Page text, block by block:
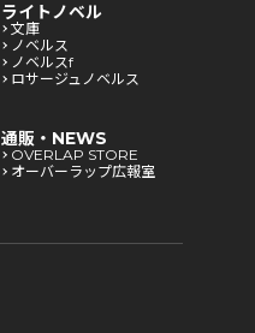
ライトノベル
文庫
ノベルス
ノベルスf
ロサージュノベルス
通販・NEWS
OVERLAP STORE
オーバーラップ広報室